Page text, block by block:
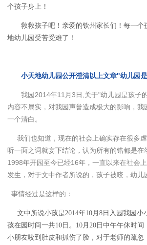
个孩子身上！
救救孩子吧！亲爱的钦州家长们！每一
地幼儿园受苦受难了！
小天地幼儿园公开澄清以上文章"幼儿园
我园2014年11月3日,关于"幼儿园是孩子的
内容不属实，对我园声誉造成极大的影响，
一个清白。
我们也知道，现在的社会上确实存在很多
听一面之词就妄下结论，认为所有的错都是
1998年开园至今已经16年，一直以来在社会
发生，对于文中作者所说的，孩子被咬，幼
事情经过是这样的：
文中所说小孩是2014年10月8日入园我园
孩在园时间一共10日。10月20日中午午休时
小朋友咬到肚皮和抓伤了脸，对于老师的疏